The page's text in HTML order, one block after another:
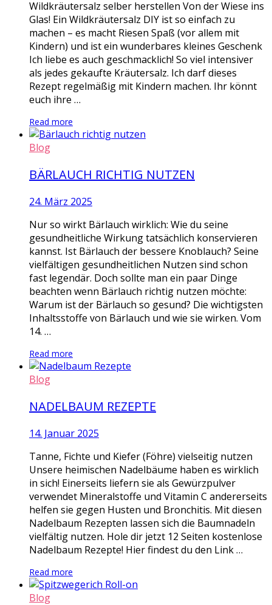
Wildkräutersalz selber herstellen Von der Wiese ins
Glas! Ein Wildkräutersalz DIY ist so einfach zu
machen – es macht Riesen Spaß (vor allem mit
Kindern) und ist ein wunderbares kleines Geschenk
Ich liebe es auch geschmacklich! So viel intensiver
als jedes gekaufte Kräutersalz. Ich darf dieses
Rezept regelmäßig mit Kindern machen. Ihr könnt
euch ihre …
Read more
Blog
BÄRLAUCH RICHTIG NUTZEN
24. März 2025
Nur so wirkt Bärlauch wirklich: Wie du seine
gesundheitliche Wirkung tatsächlich konservieren
kannst. Ist Bärlauch der bessere Knoblauch? Seine
vielfältigen gesundheitlichen Nutzen sind schon
fast legendär. Doch sollte man ein paar Dinge
beachten wenn Bärlauch richtig nutzen möchte:
Warum ist der Bärlauch so gesund? Die wichtigsten
Inhaltsstoffe von Bärlauch und wie sie wirken. Vom
14. …
Read more
Blog
NADELBAUM REZEPTE
14. Januar 2025
Tanne, Fichte und Kiefer (Föhre) vielseitig nutzen
Unsere heimischen Nadelbäume haben es wirklich
in sich! Einerseits liefern sie als Gewürzpulver
verwendet Mineralstoffe und Vitamin C andererseits
helfen sie gegen Husten und Bronchitis. Mit diesen
Nadelbaum Rezepten lassen sich die Baumnadeln
vielfältig nutzen. Hole dir jetzt 12 Seiten kostenlose
Nadelbaum Rezepte! Hier findest du den Link …
Read more
Blog